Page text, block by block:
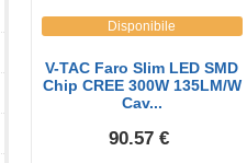
Disponibile
V-TAC Faro Slim LED SMD
Chip CREE 300W 135LM/W
Cav...
90.57 €